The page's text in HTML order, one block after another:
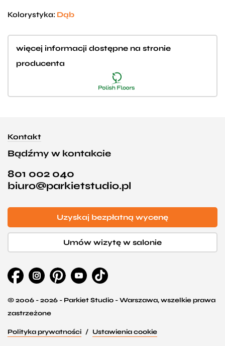
Kolorystyka: Dąb
więcej informacji dostępne na stronie
producenta
Kontakt
Bądźmy w kontakcie
801 002 040
biuro@parkietstudio.pl
Uzyskaj bezpłatną wycenę
Umów wizytę w salonie
© 2006 - 2026 - Parkiet Studio - Warszawa, wszelkie prawa
zastrzeżone
Polityka prywatności Ustawienia cookie